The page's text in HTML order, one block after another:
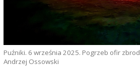
Puźniki. 6 września 2025. Pogrzeb ofir
Andrzej Ossowski